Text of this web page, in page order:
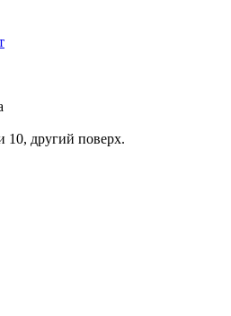
другий поверх.